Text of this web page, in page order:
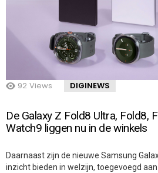
92 Views DIGINEWS
De Galaxy Z Fold8 Ultra, Fold8,
Watch9 liggen nu in de winkels
Daarnaast zijn de nieuwe Samsung
inzicht bieden in welzijn, toegevoegd aan